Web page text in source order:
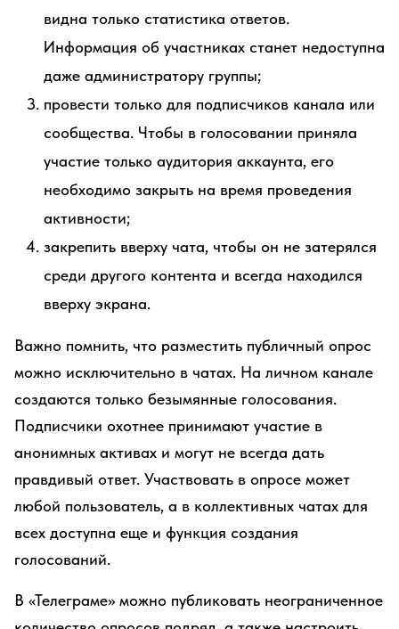
видна только статистика ответов.
Информация об участниках станет недоступна
даже администратору группы;
провести только для подписчиков канала или
сообщества. Чтобы в голосовании приняла
участие только аудитория аккаунта, его
необходимо закрыть на время проведения
активности;
закрепить вверху чата, чтобы он не затерялся
среди другого контента и всегда находился
вверху экрана.
Важно помнить, что разместить публичный опрос
можно исключительно в чатах. На личном канале
создаются только безымянные голосования.
Подписчики охотнее принимают участие в
анонимных активах и могут не всегда дать
правдивый ответ. Участвовать в опросе может
любой пользователь, а в коллективных чатах для
всех доступна еще и функция создания
голосований.
В «Телеграме» можно публиковать неограниченное